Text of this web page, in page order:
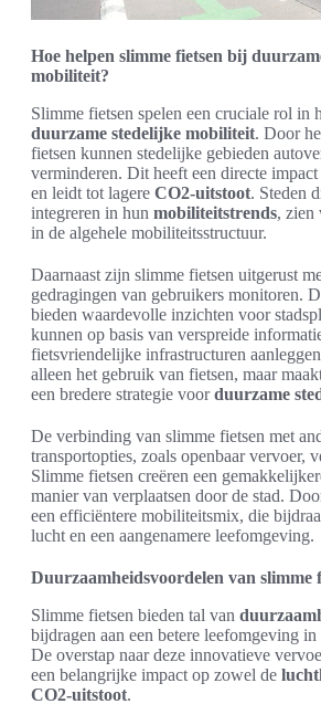
Hoe helpen slimme fietsen bij
mobiliteit?
Slimme fietsen spelen een cruciale rol in
duurzame stedelijke mobiliteit. Door
fietsen kunnen stedelijke gebieden
verminderen. Dit heeft een directe
en leidt tot lagere CO2-uitstoot. Steden
integreren in hun mobiliteitstrends, zien
in de algehele mobiliteitsstructuur.
Daarnaast zijn slimme fietsen uitgerust
gedragingen van gebruikers monitoren.
bieden waardevolle inzichten voor
kunnen op basis van verspreide
fietsvriendelijke infrastructuren
alleen het gebruik van fietsen, maar
een bredere strategie voorduurzame
De verbinding van slimme fietsen met
transportopties, zoals openbaar vervoer,
Slimme fietsen creëren een
manier van verplaatsen door de stad.
een efficiëntere mobiliteitsmix, die
lucht en een aangenamere leefomgeving.
Duurzaamheidsvoordelen van slimme
Slimme fietsen bieden tal van
bijdragen aan een betere leefomgeving
De overstap naar deze innovatieve
een belangrijke impact op zowel de
CO2-uitstoot.